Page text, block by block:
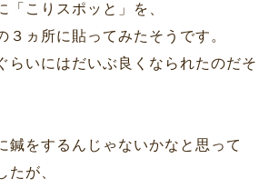
「こりスポッと」を、
３ヵ所に貼ってみたそうです。
らいにはだいぶ良くなられたのだそ
鍼をするんじゃないかなと思って
たが、